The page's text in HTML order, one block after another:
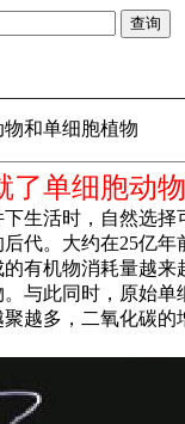
和单细胞植物
了单细胞动
生活时，自然选择
代。大约在25亿年
有机物消耗量越来
与此同时，原始单
越多，二氧化碳的